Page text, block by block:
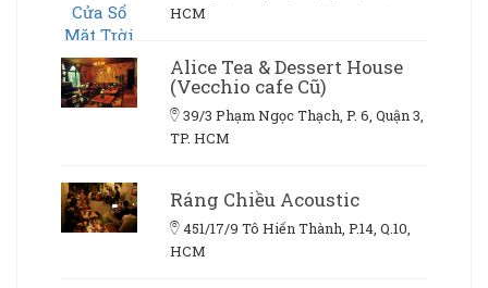
HCM
Alice Tea & Dessert House
(Vecchio cafe Cũ)
39/3 Phạm Ngọc Thạch, P. 6, Quận 3,
TP. HCM
Ráng Chiều Acoustic
451/17/9 Tô Hiến Thành, P.14, Q.10,
HCM